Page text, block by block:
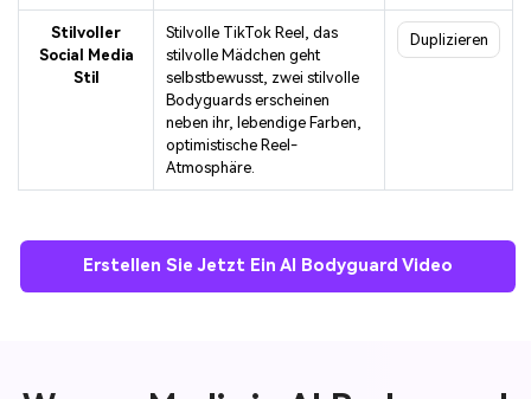
Stilvoller
Social Media
Stil
Stilvolle TikTok Reel, das
stilvolle Mädchen geht
selbstbewusst, zwei stilvolle
Bodyguards erscheinen
neben ihr, lebendige Farben,
optimistische Reel-
Atmosphäre.
Duplizieren
Erstellen Sie Jetzt Ein AI Bodyguard Video